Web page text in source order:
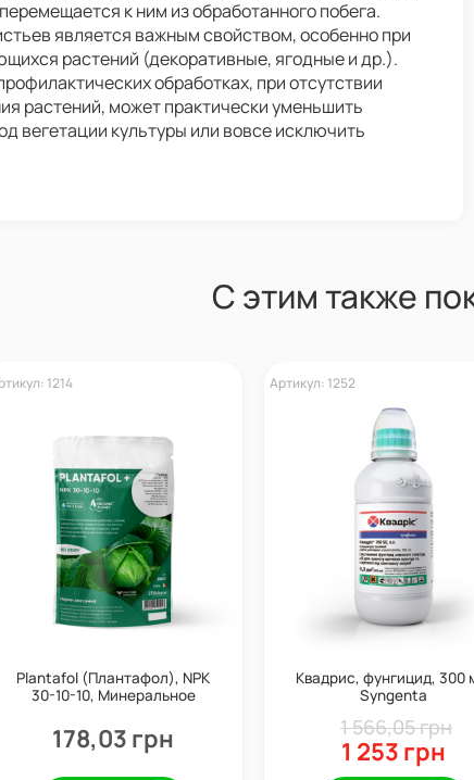
к ним из обработанного побега.
является важным свойством, особенно при
растений (декоративные, ягодные и др.).
обработках, при отсутствии
растений, может практически уменьшить
вегетации культуры или вовсе исключить
С этим также
1214
Plantafol (Плантафол), NPK
30-10-10, Минеральное
178,03 грн
Артикул: 1252
Квадрис, фунгицид, 300
Syngenta
1 253 грн
1 566,05 грн